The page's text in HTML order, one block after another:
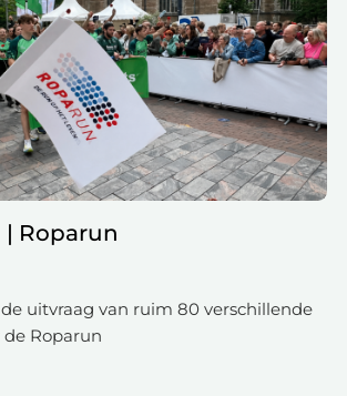
media, advertenties en analyse. Zij
met gegevens die je al met hen
sluit alles optimaal aan op jouw
voor meer details ons
met 19 derdendie uw gegevens
en verwerken.
| Roparun
uitvraag van ruim 80 verschillende
Roparun